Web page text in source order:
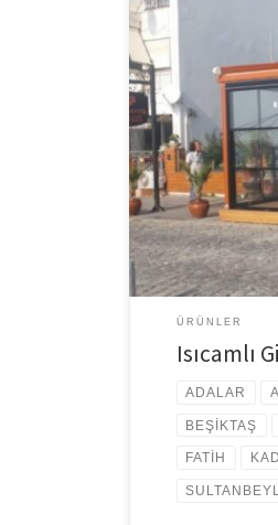
Isıcamlı Giyotin
işlevsel kullanımı
giyotin camlar ise
cam kullanıldığı
sağlar. Hiç de
ÜRÜNLER
Isıcamlı
ADALAR
BEŞİKTAŞ
FATİH